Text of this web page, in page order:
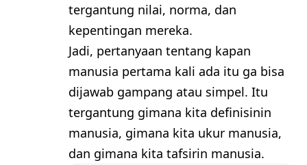
tergantung nilai, norma, dan
kepentingan mereka.
Jadi, pertanyaan tentang kapan
manusia pertama kali ada itu ga bisa
dijawab gampang atau simpel. Itu
tergantung gimana kita definisinin
manusia, gimana kita ukur manusia,
dan gimana kita tafsirin manusia.